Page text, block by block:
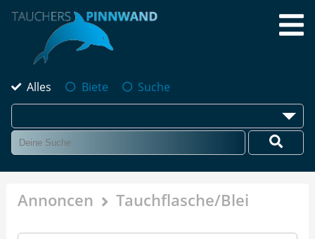
Alles Biete Suche
Annoncen Tauchflasche/Blei